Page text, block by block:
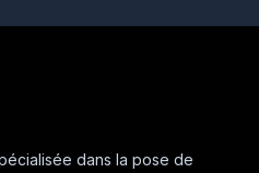
dans la pose de